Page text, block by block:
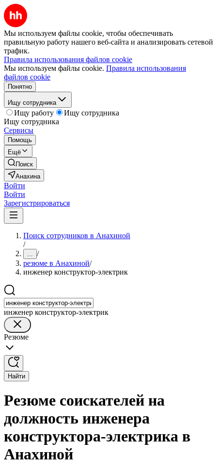
Мы используем файлы cookie, чтобы обеспечивать
правильную работу нашего веб-сайта и анализировать сетевой
трафик.
Правила использования файлов cookie
Мы используем файлы cookie. Правила использования
файлов cookie
Понятно
Ищу сотрудника
Ищу работу
Ищу сотрудника
Ищу сотрудника
Сервисы
Помощь
Ещё
Поиск
Анахина
Войти
Войти
Зарегистрироваться
Поиск сотрудников в Анахиной
/
... /
резюме в Анахиной/
инженер конструктор-электрик
инженер конструктор-электрик
Резюме
Найти
Резюме соискателей на
должность инженера
конструктора-электрика в
Анахиной